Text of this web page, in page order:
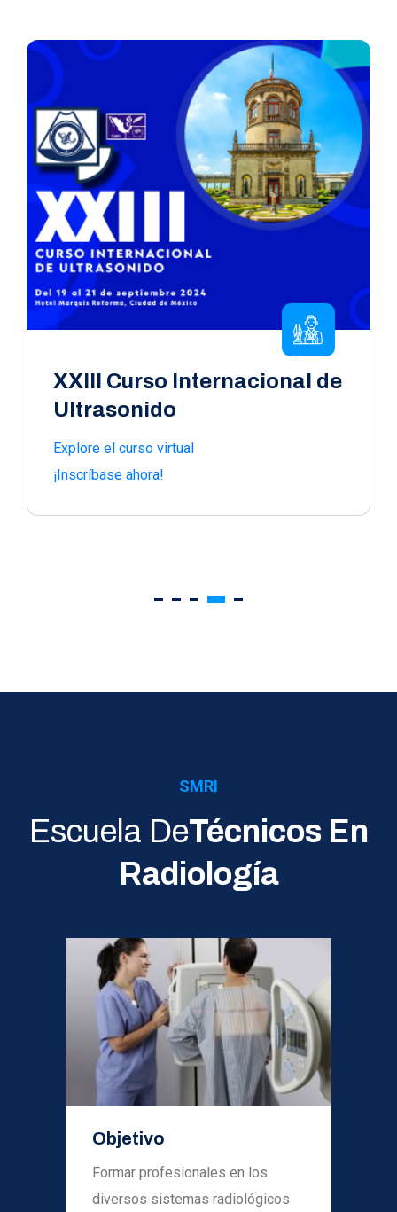
XXIII Curso Internacional de
Ultrasonido
Explore el curso virtual
¡Inscríbase ahora!
SMRI
Escuela DeTécnicos En
Radiología
Objetivo
Formar profesionales en los
diversos sistemas radiológicos